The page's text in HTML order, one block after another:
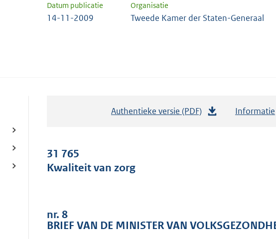
Datum publicatie Organisatie
14-11-2009 Tweede Kamer der Staten-Generaal
Authentieke versie (PDF)
r
Informatie
31 765
Kwaliteit van zorg
nr. 8
BRIEF VAN DE MINISTER VAN